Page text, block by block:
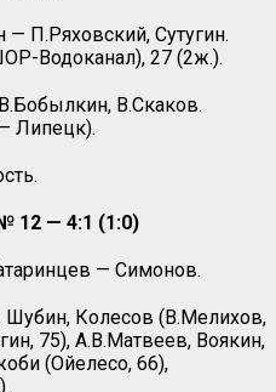
П.Ряховский, Сутугин.
Водоканал), 27 (2ж.).
В.Скаков.
Липецк).
12 — 4:1 (1:0)
— Симонов.
Колесов (В.Мелихов,
75), А.В.Матвеев, Воякин,
(Ойелесо, 66),